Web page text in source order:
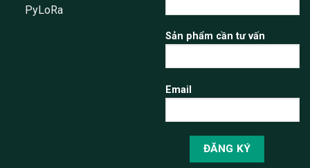
PyLoRa
Sản phẩm cần tư vấn
Email